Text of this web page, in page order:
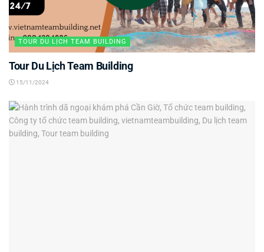
TOUR DU LỊCH TEAM BUILDING
Tour Du Lịch Team Building
15/11/2024